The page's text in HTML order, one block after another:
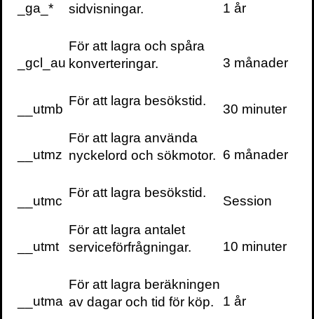
Böcker
_ga_*
sidvisningar.
1 år
_gcl_au
För att lagra och spåra
konverteringar.
3 månader
__utmb
För att lagra besökstid.
30 minuter
__utmz
För att lagra använda
nyckelord och sökmotor. 6 månader
__utmc
För att lagra besökstid.
Session
__utmt
För att lagra antalet
serviceförfrågningar.
10 minuter
__utma
För att lagra beräkningen
av dagar och tid för köp.
1 år